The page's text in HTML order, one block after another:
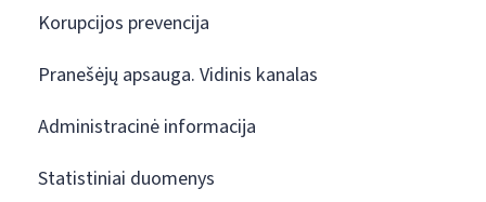
Korupcijos prevencija
Pranešėjų apsauga. Vidinis kanalas
Administracinė informacija
Statistiniai duomenys